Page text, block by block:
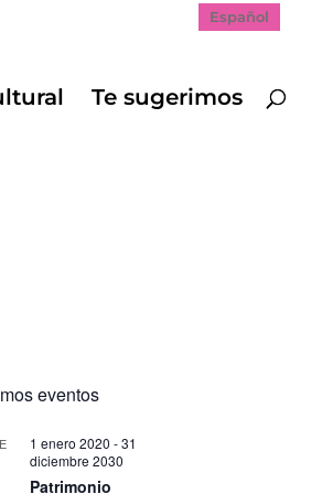
Español
Te sugerimos
eventos
1 enero 2020 -31
diciembre 2030
Patrimonio